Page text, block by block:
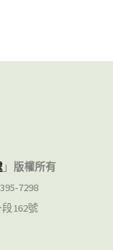
」 版權所有
7298
162號